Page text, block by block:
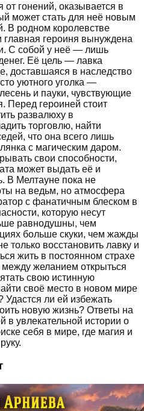
гонений, оказывается в
может стать для неё новым
В родном королевстве
главная героиня вынуждена
С собой у неё — лишь
Её цель — лавка
доставшаяся в наследство
уютного уголка —
и пауки, чувствующие
Перед героиней стоит
развалюху в
торговлю, найти
что она всего лишь
с магическим даром.
свои способности,
может выдать её и
В Мелтауне пока не
на ведьм, но атмосфера
с фанатичным блеском в
которую несут
равнодушны, чем
больше скуки, чем жажды
только восстановить лавку и
жить в постоянном страхе
желанием открыться
свою истинную
своё место в новом мире
Удастся ли ей избежать
новую жизнь? Ответы на
в увлекательной истории о
себя в мире, где магия и